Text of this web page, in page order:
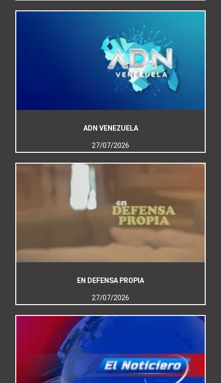
ADN VENEZUELA
27/07/2026
EN DEFENSA PROPIA
27/07/2026